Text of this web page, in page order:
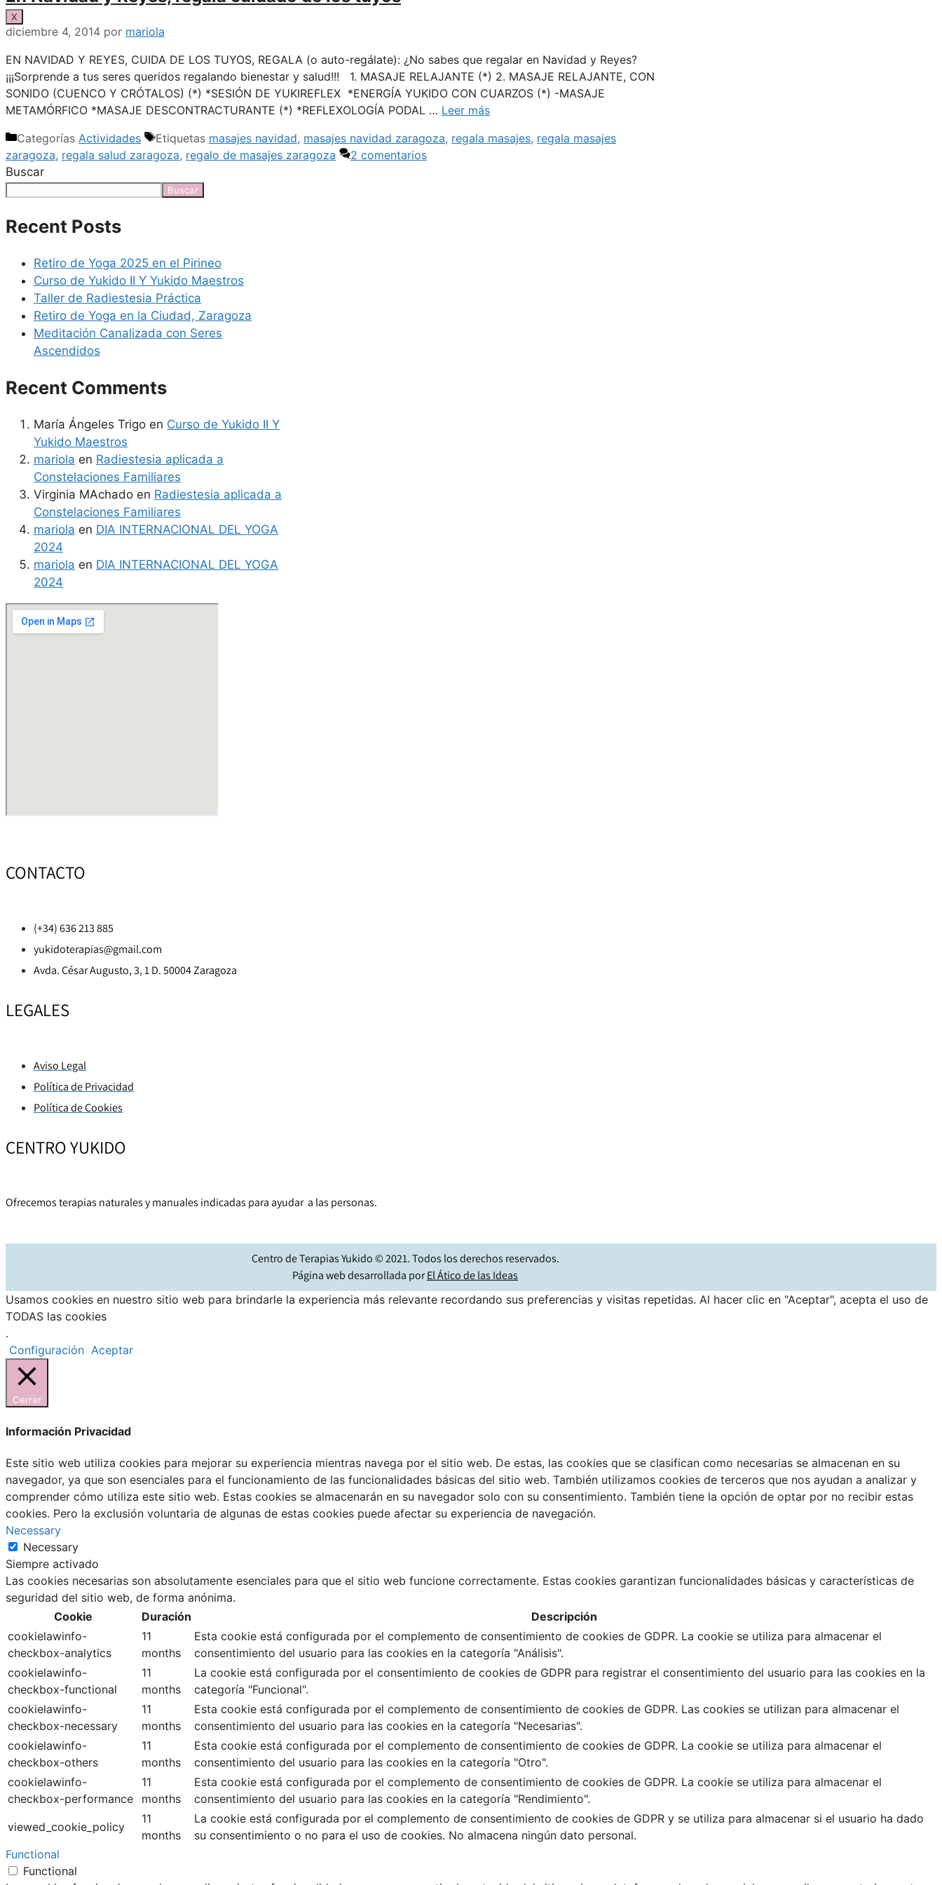
X
diciembre 4, 2014 por mariola
EN NAVIDAD Y REYES, CUIDA DE LOS TUYOS, REGALA (o auto-regálate): ¿No sabes que regalar en Navidad y Reyes?
¡¡¡Sorprende a tus seres queridos regalando bienestar y salud!!! 1. MASAJE RELAJANTE (*) 2. MASAJE RELAJANTE, CON
SONIDO (CUENCO Y CRÓTALOS) (*) *SESIÓN DE YUKIREFLEX *ENERGÍA YUKIDO CON CUARZOS (*) -MASAJE
METAMÓRFICO *MASAJE DESCONTRACTURANTE (*) *REFLEXOLOGÍA PODAL … Leer más
Categorías Actividades Etiquetas masajes navidad, masajes navidad zaragoza, regala masajes, regala masajes
zaragoza, regala salud zaragoza, regalo de masajes zaragoza
2 comentarios
Buscar
Buscar
Recent Posts
Retiro de Yoga 2025 en el Pirineo
Curso de Yukido II Y Yukido Maestros
Taller de Radiestesia Práctica
Retiro de Yoga en la Ciudad, Zaragoza
Meditación Canalizada con Seres
Ascendidos
Recent Comments
María Ángeles Trigo en Curso de Yukido II Y
Yukido Maestros
mariola en Radiestesia aplicada a
Constelaciones Familiares
Virginia MAchado en Radiestesia aplicada a
Constelaciones Familiares
mariola en DIA INTERNACIONAL DEL YOGA
2024
mariola en DIA INTERNACIONAL DEL YOGA
2024
CONTACTO
(+34) 636 213 885
yukidoterapias@gmail.com
Avda. César Augusto, 3, 1 D. 50004 Zaragoza
LEGALES
Aviso Legal
Política de Privacidad
Política de Cookies
CENTRO YUKIDO
Ofrecemos terapias naturales y manuales indicadas para ayudar a las personas.
Centro de Terapias Yukido © 2021. Todos los derechos reservados.
Página web desarrollada porEl Ático de las Ideas
Usamos cookies en nuestro sitio web para brindarle la experiencia más relevante recordando sus preferencias y visitas repetidas. Al hacer clic en "Aceptar", acepta el uso de
TODAS las cookies
.
Configuración Aceptar
Cerrar
Información Privacidad
Este sitio web utiliza cookies para mejorar su experiencia mientras navega por el sitio web. De estas, las cookies que se clasifican como necesarias se almacenan en su
navegador, ya que son esenciales para el funcionamiento de las funcionalidades básicas del sitio web. También utilizamos cookies de terceros que nos ayudan a analizar y
comprender cómo utiliza este sitio web. Estas cookies se almacenarán en su navegador solo con su consentimiento. También tiene la opción de optar por no recibir estas
cookies. Pero la exclusión voluntaria de algunas de estas cookies puede afectar su experiencia de navegación.
Necessary
Necessary
Siempre activado
Las cookies necesarias son absolutamente esenciales para que el sitio web funcione correctamente. Estas cookies garantizan funcionalidades básicas y características de
seguridad del sitio web, de forma anónima.
Cookie
Duración
Descripción
cookielawinfo-
checkbox-analytics
11
months
Esta cookie está configurada por el complemento de consentimiento de cookies de GDPR. La cookie se utiliza para almacenar el
consentimiento del usuario para las cookies en la categoría "Análisis".
cookielawinfo-
checkbox-functional
11
months
La cookie está configurada por el consentimiento de cookies de GDPR para registrar el consentimiento del usuario para las cookies en la
categoría "Funcional".
cookielawinfo-
checkbox-necessary
11
months
Esta cookie está configurada por el complemento de consentimiento de cookies de GDPR. Las cookies se utilizan para almacenar el
consentimiento del usuario para las cookies en la categoría "Necesarias".
cookielawinfo-
checkbox-others
11
months
Esta cookie está configurada por el complemento de consentimiento de cookies de GDPR. La cookie se utiliza para almacenar el
consentimiento del usuario para las cookies en la categoría "Otro".
cookielawinfo-
checkbox-performance
11
months
Esta cookie está configurada por el complemento de consentimiento de cookies de GDPR. La cookie se utiliza para almacenar el
consentimiento del usuario para las cookies en la categoría "Rendimiento".
viewed_cookie_policy
11
months
La cookie está configurada por el complemento de consentimiento de cookies de GDPR y se utiliza para almacenar si el usuario ha dado
su consentimiento o no para el uso de cookies. No almacena ningún dato personal.
Functional
Functional